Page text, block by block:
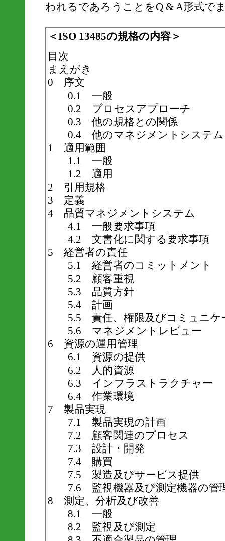
われるであろうことをQ & A形式で
＜ISO 13485の規格の内容＞
目次
まえがき
0 序文
0.1 一般
0.2 プロセスアプローチ
0.3 他の規格との関係
0.4 他のマネジメントシステム
1 適用範囲
1.1 一般
1.2 適用
2 引用規格
3 定義
4 品質マネジメントシステム
4.1 一般要求事項
4.2 文書化に関する要求事項
5 経営者の責任
5.1 経営者のコミットメント
5.2 顧客重視
5.3 品質方針
5.4 計画
5.5 責任、権限及びコミュニケ
5.6 マネジメントレビュー
6 資源の運用管理
6.1 資源の提供
6.2 人的資源
6.3 インフラストラクチャー
6.4 作業環境
7 製品実現
7.1 製品実現の計画
7.2 顧客関連のプロセス
7.3 設計・開発
7.4 購買
7.5 製造及びサービス提供
7.6 監視機器及び測定機器の管
8 測定、分析及び改善
8.1 一般
8.2 監視及び測定